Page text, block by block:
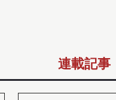
連載記事